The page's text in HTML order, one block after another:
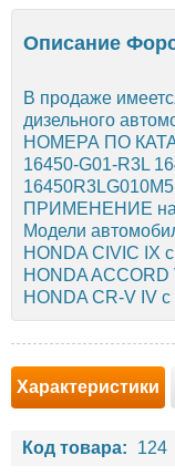
Описание
В продаже
дизельного
НОМЕРА ПО
16450-G01-R3L
16450R3LG010M5
ПРИМЕНЕНИЕ на
Модели
HONDA CIVIC IX
HONDA ACCORD
HONDA CR-V IV с
Характеристики
Код товара: 124